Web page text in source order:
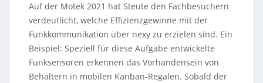
Auf der Motek 2021 hat Steute den Fachbesuchern
verdeutlicht, welche Effizienzgewinne mit der
Funkkommunikation über nexy zu erzielen sind. Ein
Beispiel: Speziell für diese Aufgabe entwickelte
Funksensoren erkennen das Vorhandensein von
Behältern in mobilen Kanban-Regalen. Sobald der